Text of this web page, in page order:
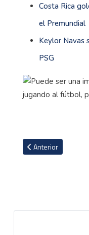
Costa Rica
el Premundial
Keylor Navas
PSG
Artículo anterior:
Anterior